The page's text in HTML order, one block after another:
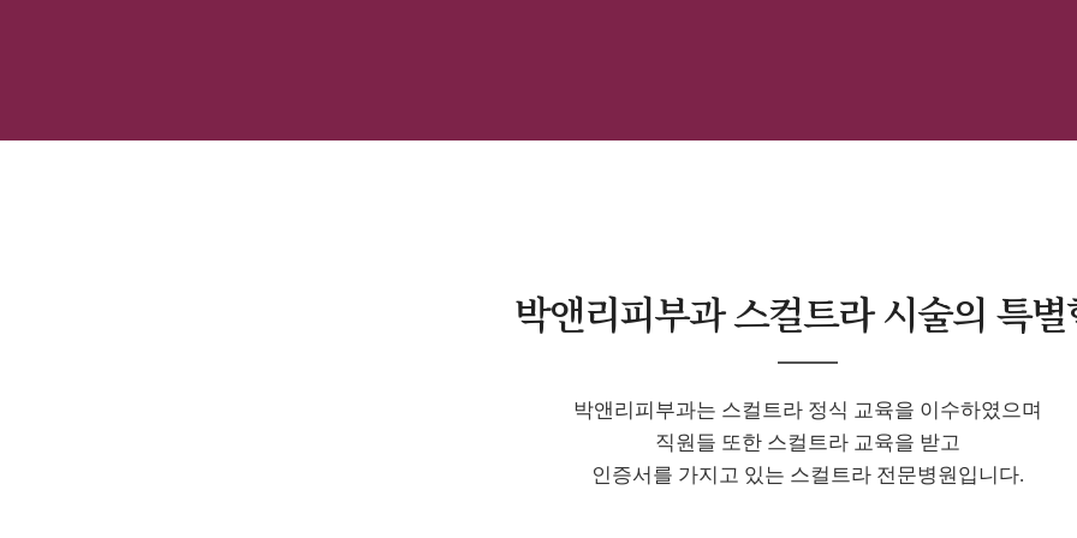
박앤리피부과 스컬트라 시술의 특별
박앤리피부과는 스컬트라 정식 교육을 이수하였으며
직원들 또한 스컬트라 교육을 받고
인증서를 가지고 있는 스컬트라 전문병원입니다.